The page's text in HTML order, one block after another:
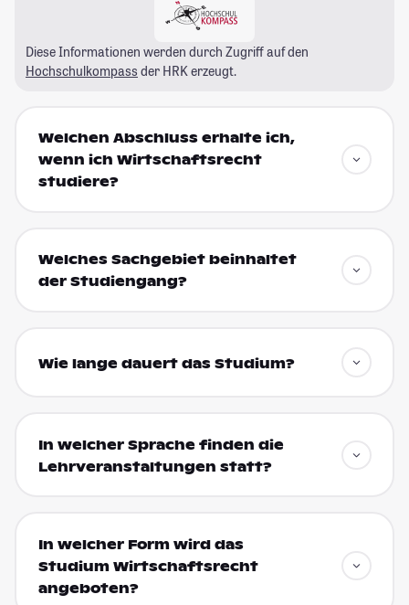
Diese Informationen werden durch Zugriff auf den
Hochschulkompass der HRK erzeugt.
Welchen Abschluss erhalte ich,
wenn ich Wirtschaftsrecht
studiere?
Welches Sachgebiet beinhaltet
der Studiengang?
Wie lange dauert das Studium?
In welcher Sprache finden die
Lehrveranstaltungen statt?
In welcher Form wird das
Studium Wirtschaftsrecht
angeboten?